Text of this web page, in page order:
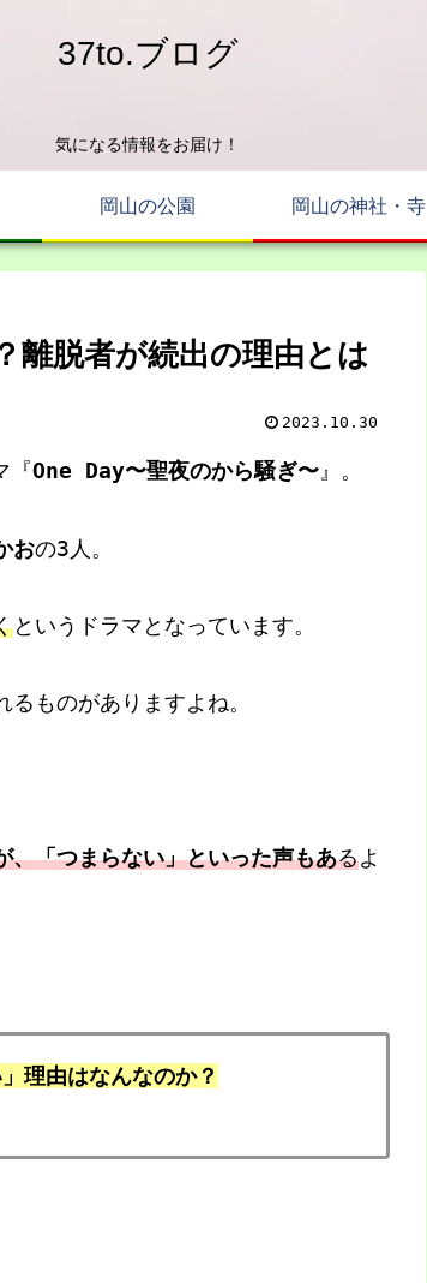
37to.ブログ
気になる情報をお届け！
岡山の公園 岡山の神社・寺
離脱者が続出の理由とは
2023.10.30
『One Day〜聖夜のから騒ぎ〜 』。
おの3人。
というドラマとなっています。
ものがありますよね。
、「つまらない」といった声もあるよ
理由はなんなのか？